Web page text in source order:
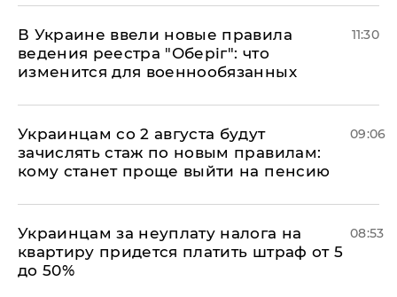
В Украине ввели новые правила
ведения реестра "Оберіг": что
изменится для военнообязанных
11:30
Украинцам со 2 августа будут
зачислять стаж по новым правилам:
кому станет проще выйти на пенсию
09:06
Украинцам за неуплату налога на
квартиру придется платить штраф от 5
до 50%
08:53